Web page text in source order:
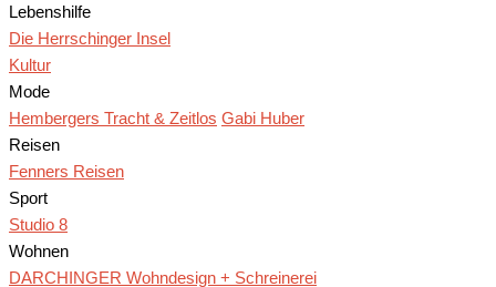
Lebenshilfe
Die Herrschinger Insel
Kultur
Mode
Hembergers Tracht & Zeitlos Gabi Huber
Reisen
Fenners Reisen
Sport
Studio 8
Wohnen
DARCHINGER Wohndesign + Schreinerei